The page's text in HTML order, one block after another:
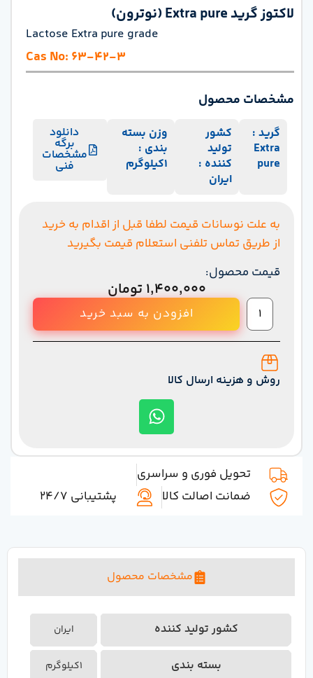
لاکتوز گرید Extra pure (نوترون)
Lactose Extra pure grade
Cas No: 63-42-3
مشخصات محصول
گرید :
Extra
pure
کشور
تولید
کننده :
ایران
وزن بسته
بندی :
1کیلوگرم
دانلود
برگه
مشخصات
فنی
به علت نوسانات قیمت لطفا قبل از اقدام به خرید
از طریق تماس تلفنی استعلام قیمت بگیرید
قیمت محصول:
۱,۴۰۰,۰۰۰ تومان
افزودن به سبد خرید
روش و هزینه ارسال کالا
تحویل فوری و سراسری
ضمانت اصالت کالا
پشتیبانی 24/7
مشخصات محصول
کشور تولید کننده ایران
بسته بندی 1کیلوگرم